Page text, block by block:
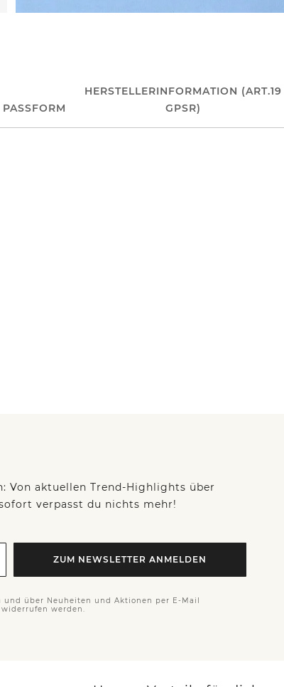
PASSFORM
HERSTELLERINFORMATION (ART.19
GPSR)
Von aktuellen Trend-Highlights über
verpasst du nichts mehr!
ZUM NEWSLETTER ANMELDEN
über Neuheiten und Aktionen per E-Mail
werden.